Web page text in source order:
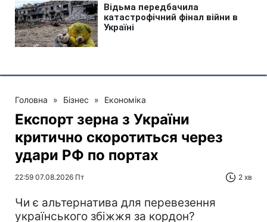
Головна » Бізнес » Економіка
Експорт зерна з України
критично скоротиться через
удари РФ по портах
22:59 07.08.2026 Пт 2 хв
Чи є альтернатива для перевезення
українського збіжжя за кордон?